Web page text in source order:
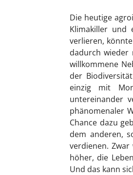
Die heutige
Klimakiller und
verlieren,
dadurch wieder
willkommene
der
einzig mit
untereinander
phänomenaler
Chance dazu
dem anderen,
verdienen.
höher, die
Und das kann